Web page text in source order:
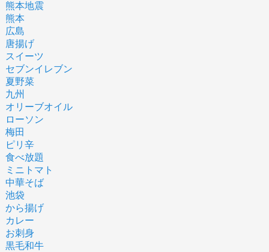
熊本地震
熊本
広島
唐揚げ
スイーツ
セブンイレブン
夏野菜
九州
オリーブオイル
ローソン
梅田
ピリ辛
食べ放題
ミニトマト
中華そば
池袋
から揚げ
カレー
お刺身
黒毛和牛